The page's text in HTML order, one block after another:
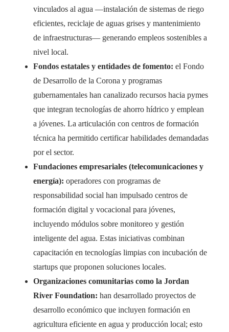
vinculados al agua —instalación de sistemas de riego
eficientes, reciclaje de aguas grises y mantenimiento
de infraestructuras— generando empleos sostenibles a
nivel local.
Fondos estatales y entidades de fomento: el Fondo
de Desarrollo de la Corona y programas
gubernamentales han canalizado recursos hacia pymes
que integran tecnologías de ahorro hídrico y emplean
a jóvenes. La articulación con centros de formación
técnica ha permitido certificar habilidades demandadas
por el sector.
Fundaciones empresariales (telecomunicaciones y
energía): operadores con programas de
responsabilidad social han impulsado centros de
formación digital y vocacional para jóvenes,
incluyendo módulos sobre monitoreo y gestión
inteligente del agua. Estas iniciativas combinan
capacitación en tecnologías limpias con incubación de
startups que proponen soluciones locales.
Organizaciones comunitarias como la Jordan
River Foundation: han desarrollado proyectos de
desarrollo económico que incluyen formación en
agricultura eficiente en agua y producción local; esto